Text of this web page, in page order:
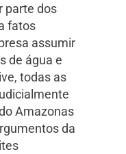
parte dos
fatos
assumir
de água e
todas as
Amazonas
da